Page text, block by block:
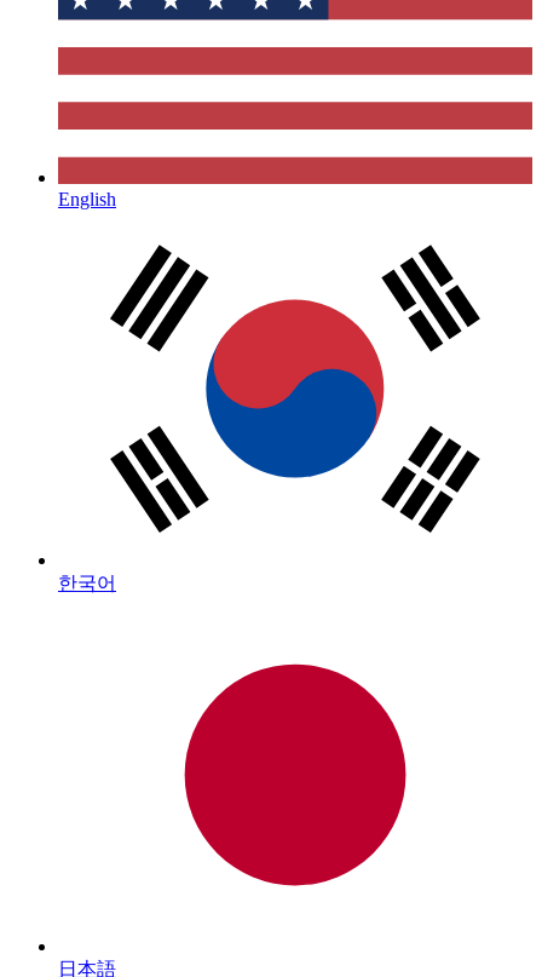
English
한국어
日本語